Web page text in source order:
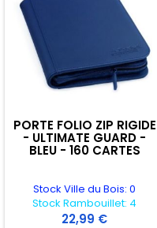
PORTE FOLIO ZIP RIGIDE
- ULTIMATE GUARD -
BLEU - 160 CARTES
Stock Ville du Bois: 0
Stock Rambouillet: 4
22,99 €